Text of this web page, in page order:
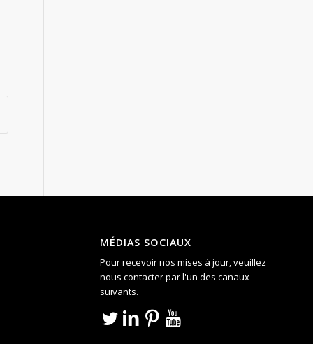
MÉDIAS SOCIAUX
Pour recevoir nos mises à jour, veuillez
nous contacter par l'un des canaux
suivants.